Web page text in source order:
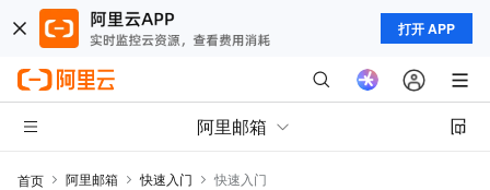
打开 APP
阿里邮箱
首页 阿里邮箱 快速入门 快速入门